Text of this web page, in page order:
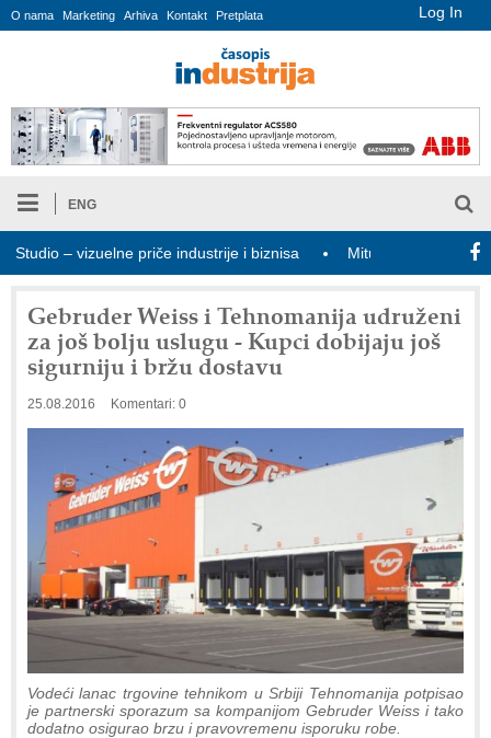
Log In
O nama Marketing Arhiva Kontakt Pretplata
ENG
– vizuelne priče industrije i biznisa Mitutoyo Crysta-Apex V
Gebruder Weiss i Tehnomanija udruženi
za još bolju uslugu - Kupci dobijaju još
sigurniju i bržu dostavu
25.08.2016 Komentari: 0
Vodeći lanac trgovine tehnikom u Srbiji Tehnomanija potpisao
je partnerski sporazum sa kompanijom Gebruder Weiss i tako
dodatno osigurao brzu i pravovremenu isporuku robe.